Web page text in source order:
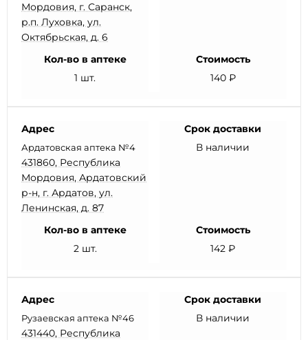
Мордовия, г. Саранск,
р.п. Луховка, ул.
Октябрьская, д. 6
Кол-во в аптеке
1 шт.
Стоимость
140 ₽
Адрес
Ардатовская аптека №4
431860, Республика
Мордовия, Ардатовский
р-н, г. Ардатов, ул.
Ленинская, д. 87
Срок доставки
В наличии
Кол-во в аптеке
2 шт.
Стоимость
142 ₽
Адрес
Рузаевская аптека №46
431440, Республика
Срок доставки
В наличии